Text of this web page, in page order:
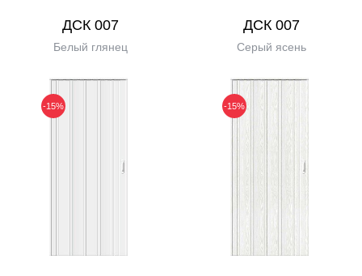
ДСК 007
Белый глянец
-15%
ДСК 007
Серый ясень
-15%